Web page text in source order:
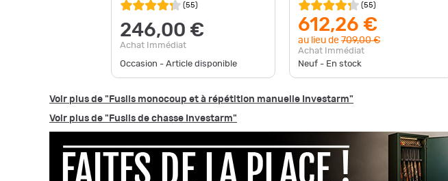
(55)
246,00 €
Achat Immédiat
Occasion - Article disponible
(55)
612,26 €
au lieu de 709,00 €
Achat Immédiat
Neuf - En stock
Voir plus de "Fusils monocoup et à répétition manuelle Investarm"
Voir plus de "Fusils de chasse Investarm"